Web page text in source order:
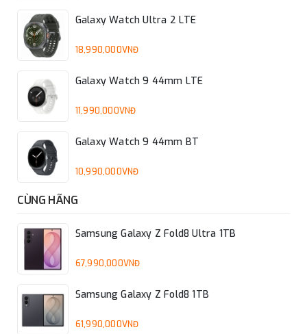
Galaxy Watch Ultra 2 LTE
18,990,000VNĐ
Galaxy Watch 9 44mm LTE
11,990,000VNĐ
Galaxy Watch 9 44mm BT
10,990,000VNĐ
CÙNG HÃNG
Samsung Galaxy Z Fold8 Ultra 1TB
67,990,000VNĐ
Samsung Galaxy Z Fold8 1TB
61,990,000VNĐ